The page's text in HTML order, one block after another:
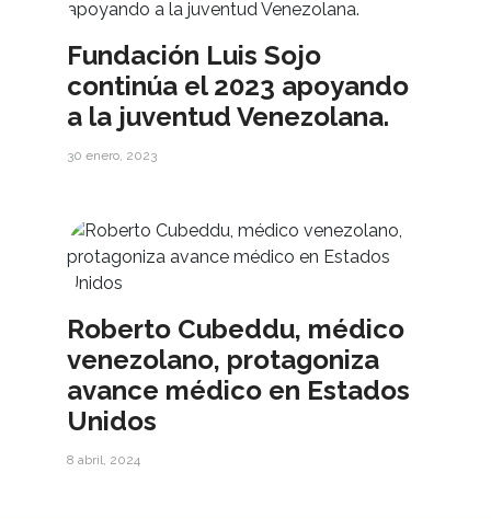
Fundación Luis Sojo
continúa el 2023 apoyando
a la juventud Venezolana.
30 enero, 2023
Roberto Cubeddu, médico
venezolano, protagoniza
avance médico en Estados
Unidos
8 abril, 2024